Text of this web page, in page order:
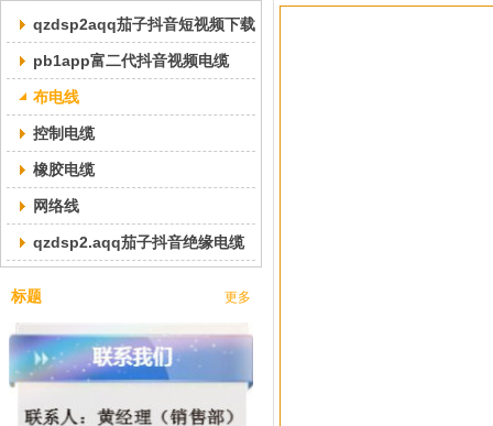
qzdsp2aqq茄子抖音短视频下载交联pb1app富二代抖音视频电缆
pb1app富二代抖音视频电缆
布电线
控制电缆
橡胶电缆
网络线
qzdsp2.aqq茄子抖音绝缘电缆
标题 更多